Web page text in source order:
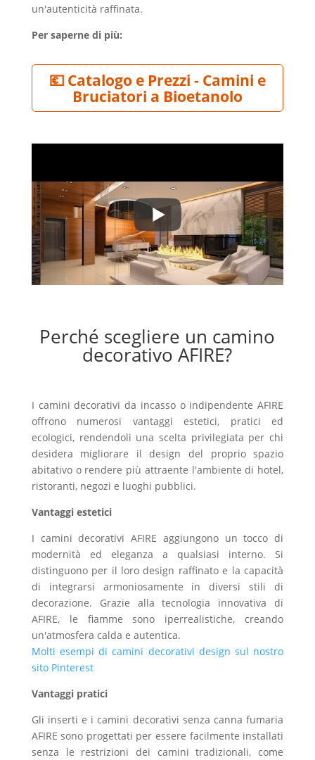
un'autenticità raffinata.
Per saperne di più:
💶 Catalogo e Prezzi - Camini e
Bruciatori a Bioetanolo
Perché scegliere un camino
decorativo AFIRE?
I camini decorativi da incasso o indipendente AFIRE
offrono numerosi vantaggi estetici, pratici ed
ecologici, rendendoli una scelta privilegiata per chi
desidera migliorare il design del proprio spazio
abitativo o rendere più attraente l'ambiente di hotel,
ristoranti, negozi e luoghi pubblici.
Vantaggi estetici
I camini decorativi AFIRE aggiungono un tocco di
modernità ed eleganza a qualsiasi interno. Si
distinguono per il loro design raffinato e la capacità
di integrarsi armoniosamente in diversi stili di
decorazione. Grazie alla tecnologia innovativa di
AFIRE, le fiamme sono iperrealistiche, creando
un'atmosfera calda e autentica.
Molti esempi di camini decorativi design sul nostro
sito Pinterest
Vantaggi pratici
Gli inserti e i camini decorativi senza canna fumaria
AFIRE sono progettati per essere facilmente installati
senza le restrizioni dei camini tradizionali, come